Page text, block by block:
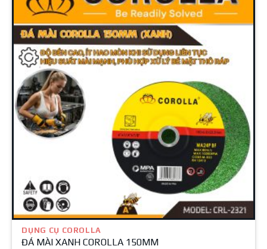
DỤNG CỤ COROLLA
ĐÁ MÀI XANH COROLLA 150MM